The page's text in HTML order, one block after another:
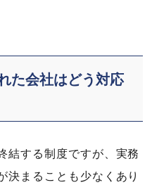
た会社はどう対応
結する制度ですが、実務
決まることも少なくあり